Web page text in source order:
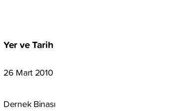
Yer ve Tarih
26 Mart 2010
Dernek Binası